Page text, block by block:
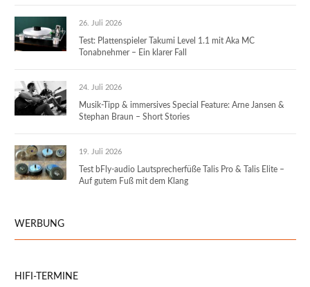
26. Juli 2026
Test: Plattenspieler Takumi Level 1.1 mit Aka MC
Tonabnehmer – Ein klarer Fall
24. Juli 2026
Musik-Tipp & immersives Special Feature: Arne Jansen &
Stephan Braun – Short Stories
19. Juli 2026
Test bFly-audio Lautsprecherfüße Talis Pro & Talis Elite –
Auf gutem Fuß mit dem Klang
WERBUNG
HIFI-TERMINE